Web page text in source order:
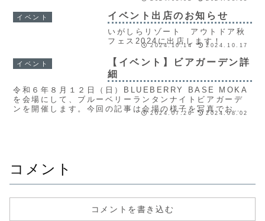
います。今回の記事はこれまでの
広報活動とメディア掲載情報など
をお伝えします。
イベント イベント出店のお知らせ
いがしらリゾート アウトドア秋
フェス2024に出店します！
2024.10.14 2024.10.17
イベント
【イベント】ビアガーデン詳
細
令和６年８月１２日（日）BLUEBERRY BASE MOKA
を会場にして、ブルーベリーランタンナイトビアガーデ
ンを開催します。今回の記事は会場の様子を写真でお伝
2024.07.26 2024.08.02
コメント
コメントを書き込む